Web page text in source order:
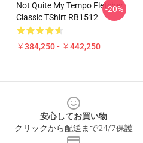
Not Quite My Tempo Fletcher
Classic TShirt RB1512
￥384,250 - ￥442,250
-20%
安心してお買い物
クリックから配送まで24/7保護